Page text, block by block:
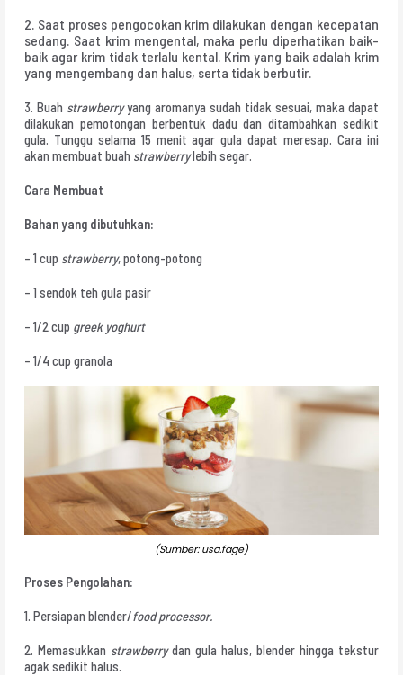
2. Saat proses pengocokan krim dilakukan dengan kecepatan
sedang. Saat krim mengental, maka perlu diperhatikan baik-
baik agar krim tidak terlalu kental. Krim yang baik adalah krim
yang mengembang dan halus, serta tidak berbutir.
3. Buah strawberryyang aromanya sudah tidak sesuai, maka dapat
dilakukan pemotongan berbentuk dadu dan ditambahkan sedikit
gula. Tunggu selama 15 menit agar gula dapat meresap. Cara ini
akan membuat buah strawberrylebih segar.
Cara Membuat
Bahan yang dibutuhkan:
– 1 cup strawberry, potong-potong
– 1 sendok teh gula pasir
– 1/2 cup greek yoghurt
– 1/4 cup granola
(Sumber: usa.fage)
Proses Pengolahan:
1. Persiapan blender/food processor.
2. Memasukkan strawberrydan gula halus, blender hingga tekstur
agak sedikit halus.